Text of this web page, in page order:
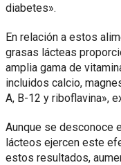
diabetes».
En relación a estos
grasas lácteas
amplia gama de
incluidos calcio,
A, B-12 y riboflavina»,
Aunque se desconoce
lácteos ejercen este
estos resultados,